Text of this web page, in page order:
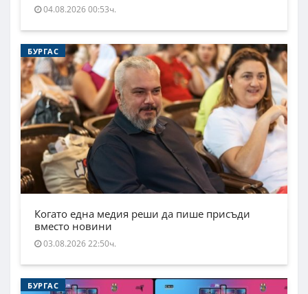
04.08.2026 00:53ч.
БУРГАС
Когато една медия реши да пише присъди
вместо новини
03.08.2026 22:50ч.
БУРГАС